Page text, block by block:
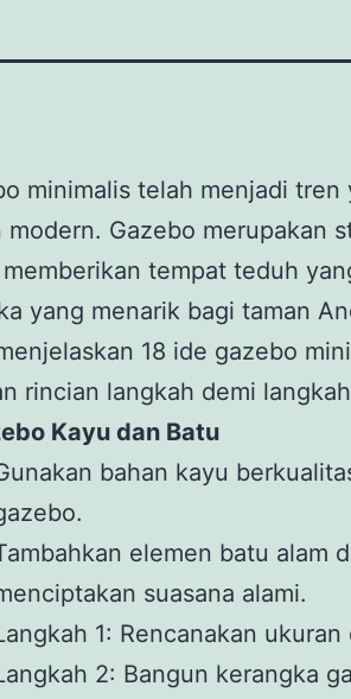
minimalis telah menjadi
modern. Gazebo merupakan
tempat teduh
yang menarik bagi taman
18 ide gazebo
rincian langkah demi
Kayu dan Batu
bahan kayu
elemen batu alam
suasana alami.
1: Rencanakan
2: Bangun kerangka